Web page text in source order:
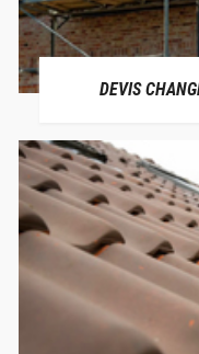
DEVIS